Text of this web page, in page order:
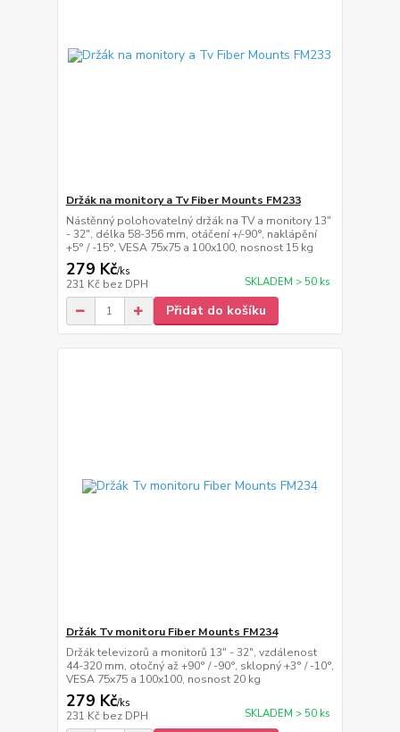
Držák na monitory a Tv Fiber Mounts FM233
Nástěnný polohovatelný držák na TV a monitory 13"
- 32", délka 58-356 mm, otáčení +/-90°, naklápění
+5° / -15°, VESA 75x75 a 100x100, nosnost 15 kg
279 Kč/ks
231 Kč bez DPH SKLADEM > 50 ks
Přidat do košíku
Držák Tv monitoru Fiber Mounts FM234
Držák televizorů a monitorů 13" - 32", vzdálenost
44-320 mm, otočný až +90° / -90°, sklopný +3° / -10°,
VESA 75x75 a 100x100, nosnost 20 kg
279 Kč/ks
231 Kč bez DPH SKLADEM > 50 ks